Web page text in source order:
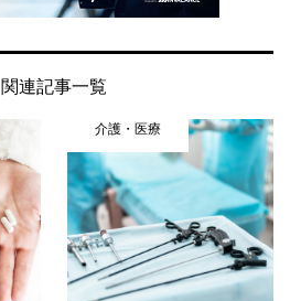
関連記事一覧
介護・医療